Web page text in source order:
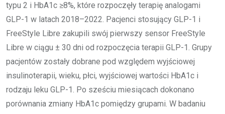
typu 2 i HbA1c ≥8%, które rozpoczęły terapię analogami
GLP-1 w latach 2018–2022. Pacjenci stosujący GLP-1 i
FreeStyle Libre zakupili swój pierwszy sensor FreeStyle
Libre w ciągu ± 30 dni od rozpoczęcia terapii GLP-1. Grupy
pacjentów zostały dobrane pod względem wyjściowej
insulinoterapii, wieku, płci, wyjściowej wartości HbA1c i
rodzaju leku GLP-1. Po sześciu miesiącach dokonano
porównania zmiany HbA1c pomiędzy grupami. W badaniu